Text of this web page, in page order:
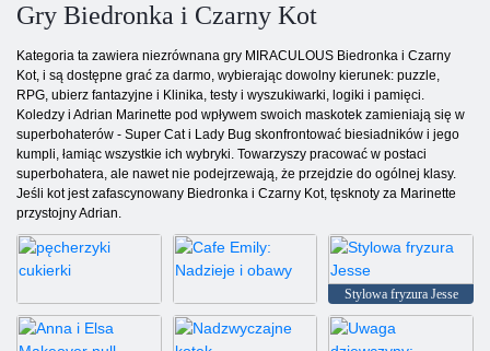
Gry Biedronka i Czarny Kot
Kategoria ta zawiera niezrównana gry MIRACULOUS Biedronka i Czarny
Kot, i są dostępne grać za darmo, wybierając dowolny kierunek: puzzle,
RPG, ubierz fantazyjne i Klinika, testy i wyszukiwarki, logiki i pamięci.
Koledzy i Adrian Marinette pod wpływem swoich maskotek zamieniają się w
superbohaterów - Super Cat i Lady Bug skonfrontować biesiadników i jego
kumpli, łamiąc wszystkie ich wybryki. Towarzyszy pracować w postaci
superbohatera, ale nawet nie podejrzewają, że przejdzie do ogólnej klasy.
Jeśli kot jest zafascynowany Biedronka i Czarny Kot, tęsknoty za Marinette
przystojny Adrian.
pęcherzyki cukierki Cafe Emily: Nadzieje i obawy
Stylowa fryzura Jesse